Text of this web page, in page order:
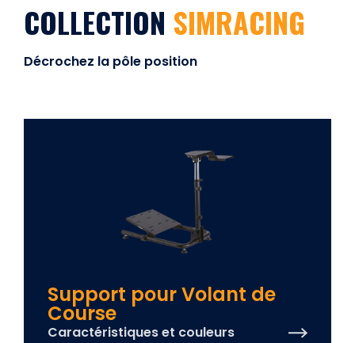
COLLECTION SIMRACING
Décrochez la pôle position
Support pour Volant de
Course
Caractéristiques et couleurs